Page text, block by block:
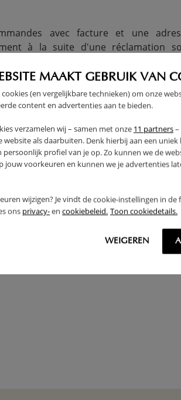
MAAKT GEBRUIK VAN
(en vergelijkbare technieken) om onze
content en advertenties aan te bieden.
verzamelen wij – samen met onze 11 partners
website als daarbuiten. Denk hierbij aan een uniek
persoonlijk profiel van je op. Zo kunnen we de
jouw voorkeuren en kunnen we je advertenties
wijzigen? Je vindt de cookie-instellingen in
ons privacy-en cookiebeleid. Toon cookiedetails.
WEIGEREN
avec facture et une
à la suite d'une réclamation
France métropolitaine. Les pièces
période de garantie via notre
d’indiquer dans votre message
ainsi que les photographies
de 3 jours ouvrables.